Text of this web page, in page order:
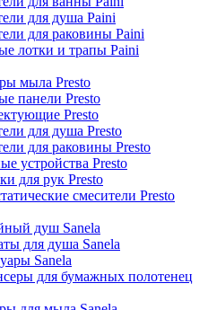
для душа Paini
для раковины Paini
лотки и трапы Paini
мыла Presto
панели Presto
Presto
для душа Presto
для раковины Presto
устройства Presto
для рук Presto
смесители Presto
душ Sanela
для душа Sanela
Sanela
для бумажных полотенец